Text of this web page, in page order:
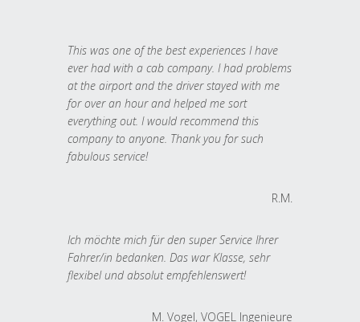
This was one of the best experiences I have
ever had with a cab company. I had problems
at the airport and the driver stayed with me
for over an hour and helped me sort
everything out. I would recommend this
company to anyone. Thank you for such
fabulous service!
R.M.
Ich möchte mich für den super Service Ihrer
Fahrer/in bedanken. Das war Klasse, sehr
flexibel und absolut empfehlenswert!
M. Vogel, VOGEL Ingenieure